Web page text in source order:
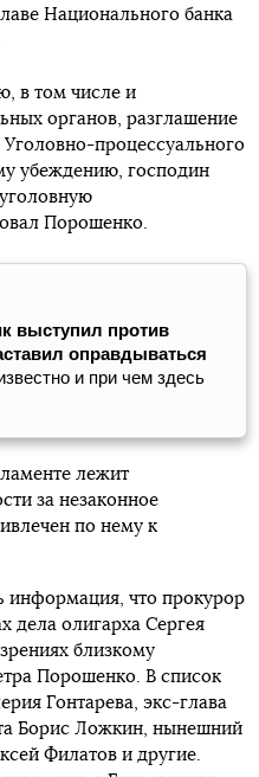
Национального банка
в том числе и
органов, разглашение
процессуального
убеждению, господин
Порошенко.
выступил против
оправдываться
и при чем здесь
лежит
за незаконное
по нему к
информация, что прокурор
дела олигарха Сергея
близкому
Порошенко. В список
Гонтарева, экс-глава
Борис Ложкин, нынешний
Филатов и другие.